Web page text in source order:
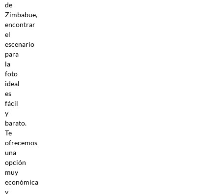
de
Zimbabue,
encontrar
el
escenario
para
la
foto
ideal
es
fácil
y
barato.
Te
ofrecemos
una
opción
muy
económica
y